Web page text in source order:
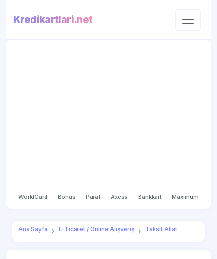
Kredikartlari.net
WorldCard Bonus Paraf Axess Bankkart Maximum
Ana Sayfa E-Ticaret / Online Alışveriş Taksit Atlat